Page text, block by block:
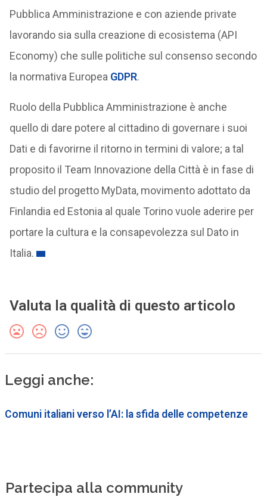
Pubblica Amministrazione e con aziende private
lavorando sia sulla creazione di ecosistema (API
Economy) che sulle politiche sul consenso secondo
la normativa Europea GDPR.
Ruolo della Pubblica Amministrazione è anche
quello di dare potere al cittadino di governare i suoi
Dati e di favorirne il ritorno in termini di valore; a tal
proposito il Team Innovazione della Città è in fase di
studio del progetto MyData, movimento adottato da
Finlandia ed Estonia al quale Torino vuole aderire per
portare la cultura e la consapevolezza sul Dato in
Italia.
Valuta la qualità di questo articolo
Leggi anche:
Comuni italiani verso l’AI: la sfida delle competenze
Partecipa alla community